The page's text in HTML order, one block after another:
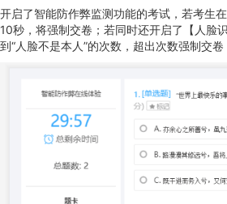
开启了智能防作弊监测功能的考试，若考生
10秒，将强制交卷；若同时还开启了【人脸
到“人脸不是本人”的次数，超出次数强制交卷